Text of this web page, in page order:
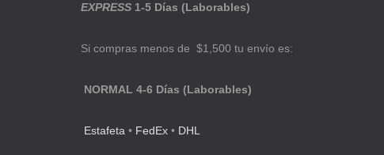
EXPRESS 1-5 Días (Laborables)
Si compras menos de $1,500 tu envío es:
NORMAL 4-6 Días (Laborables)
Estafeta • FedEx • DHL